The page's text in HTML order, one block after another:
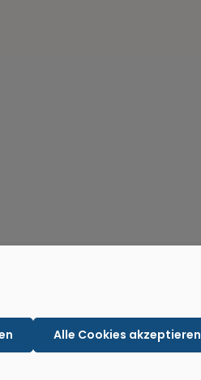
Alle Cookies akzeptieren